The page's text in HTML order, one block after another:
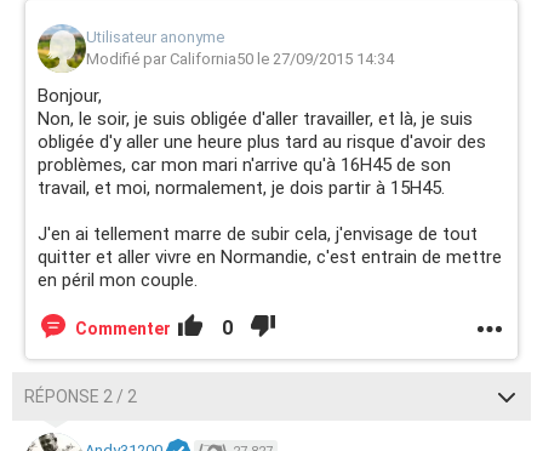
Utilisateur anonyme
Modifié par California50 le 27/09/2015 14:34
Bonjour,
Non, le soir, je suis obligée d'aller travailler, et là, je suis
obligée d'y aller une heure plus tard au risque d'avoir des
problèmes, car mon mari n'arrive qu'à 16H45 de son
travail, et moi, normalement, je dois partir à 15H45.
J'en ai tellement marre de subir cela, j'envisage de tout
quitter et aller vivre en Normandie, c'est entrain de mettre
en péril mon couple.
Commenter 0
RÉPONSE 2 / 2